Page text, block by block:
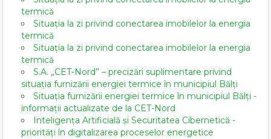
termică
Situația la zi privind conectarea imobilelor la energia
termică
Situația la zi privind conectarea imobilelor la energia
termică
S.A. „CET-Nord” – precizări suplimentare privind
situația furnizării energiei termice în municipiul Bălți
Situația furnizării energiei termice în municipiul Bălți -
informații actualizate de la CET-Nord
Inteligența Artificială și Securitatea Cibernetică -
priorități în digitalizarea proceselor energetice